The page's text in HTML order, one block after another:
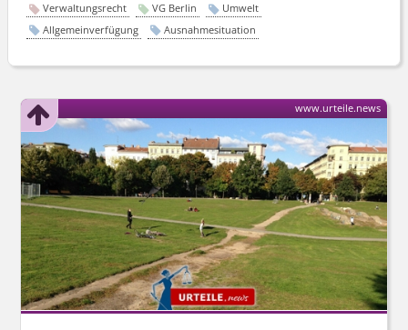
Verwaltungsrecht VG Berlin
Umwelt
Allgemeinverfügung
Ausnahmesituation
www.urteile.news